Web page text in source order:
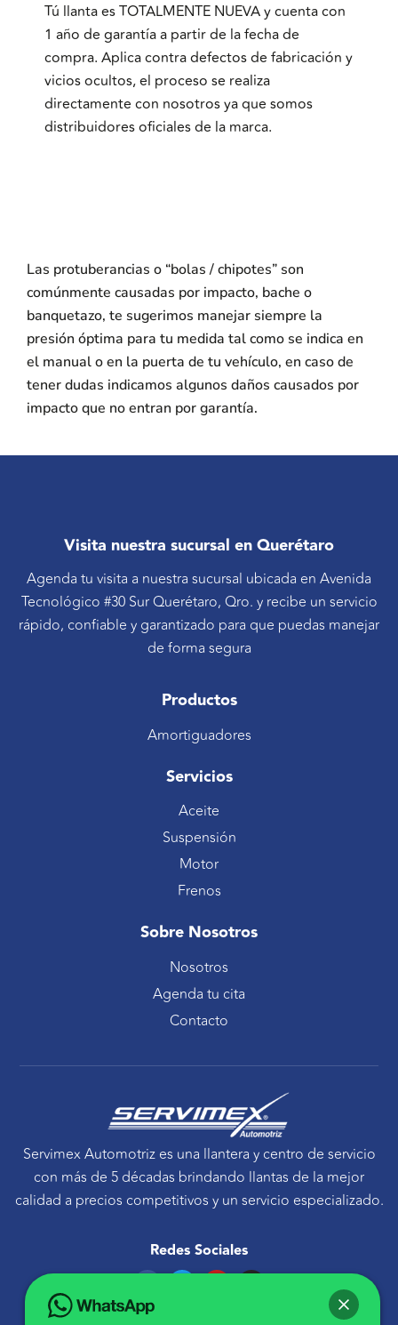
Tú llanta es TOTALMENTE NUEVA y cuenta con
1 año de garantía a partir de la fecha de
compra. Aplica contra defectos de fabricación y
vicios ocultos, el proceso se realiza
directamente con nosotros ya que somos
distribuidores oficiales de la marca.
Las protuberancias o “bolas / chipotes” son
comúnmente causadas por impacto, bache o
banquetazo, te sugerimos manejar siempre la
presión óptima para tu medida tal como se indica en
el manual o en la puerta de tu vehículo, en caso de
tener dudas indicamos algunos daños causados por
impacto que no entran por garantía.
Visita nuestra sucursal en Querétaro
Agenda tu visita a nuestra sucursal ubicada en Avenida
Tecnológico #30 Sur Querétaro, Qro. y recibe un servicio
rápido, confiable y garantizado para que puedas manejar
de forma segura
Productos
Amortiguadores
Servicios
Aceite
Suspensión
Motor
Frenos
Sobre Nosotros
Nosotros
Agenda tu cita
Contacto
Servimex Automotriz es una llantera y centro de servicio
con más de 5 décadas brindando llantas de la mejor
calidad a precios competitivos y un servicio especializado.
Redes Sociales
F
c
e
T Y I